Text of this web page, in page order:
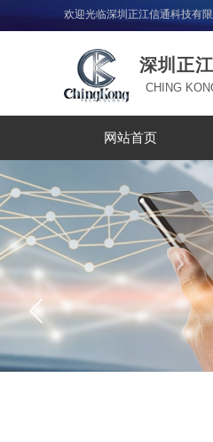
欢迎光临深圳正江信通科技有
CHING
深圳正
网站首页